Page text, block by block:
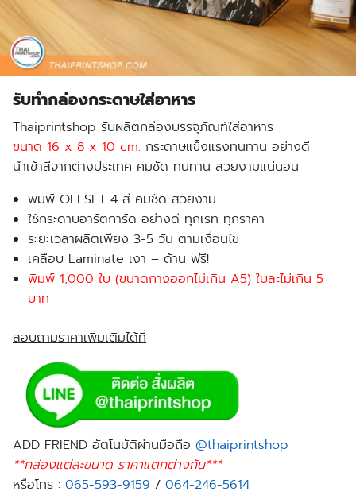
รับทํากล่องกระดาษใส่อาหาร
Thaiprintshop รับผลิตกล่องบรรจุภัณฑ์ใส่อาหาร
ขนาด 16 x 8 x 10 cm. กระดาษแข็งแรงทนทาน อย่างดี
นำเข้าสีจากต่างประเทศ คมชัด ทนทาน สวยงามแน่นอน
พิมพ์ OFFSET 4 สี คมชัด สวยงาม
ใช้กระดาษอาร์ตการ์ด อย่างดี ทุกเรท ทุกราคา
ระยะเวลาผลิตเพียง 3-5 วัน ตามเงื่อนไข
เคลือบ Laminate เงา – ด้านฟรี!
พิมพ์ 1,000 ใบ (ขนาดกางออกไม่เกิน A5) ใบละไม่เกิน 5
บาท
สอบถามราคาเพิ่มเติมได้ที่
ADD FRIEND อัตโนมัติผ่านมือถือ @thaiprintshop
**กล่องแต่ละขนาด ราคาแตกต่างกัน***
หรือโทร : 065-593-9159 / 064-246-5614